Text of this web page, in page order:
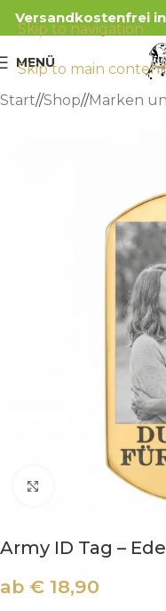
Skip to navigation
Skip to main content
Versandkostenfrei in
MENÜ
Start/ Shop/ Marken
Klick zum
Army ID Tag –
ab € 18,90